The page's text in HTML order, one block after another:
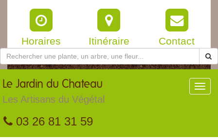
Horaires Itinéraire Contact
Le Jardin du Chateau
Les Artisans du Végétal
03 26 81 31 59